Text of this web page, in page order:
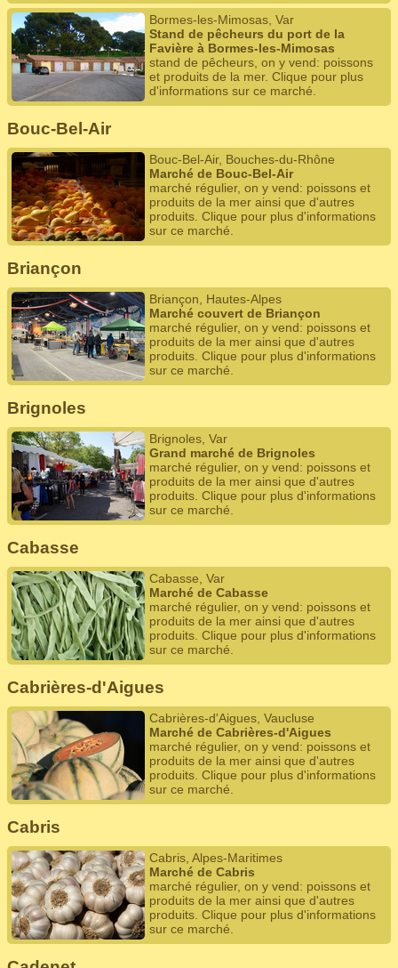
Bormes-les-Mimosas, Var
Stand de pêcheurs du port de la
Favière à Bormes-les-Mimosas
stand de pêcheurs, on y vend: poissons
et produits de la mer. Clique pour plus
d'informations sur ce marché.
Bouc-Bel-Air
Bouc-Bel-Air, Bouches-du-Rhône
Marché de Bouc-Bel-Air
marché régulier, on y vend: poissons et
produits de la mer ainsi que d'autres
produits. Clique pour plus d'informations
sur ce marché.
Briançon
Briançon, Hautes-Alpes
Marché couvert de Briançon
marché régulier, on y vend: poissons et
produits de la mer ainsi que d'autres
produits. Clique pour plus d'informations
sur ce marché.
Brignoles
Brignoles, Var
Grand marché de Brignoles
marché régulier, on y vend: poissons et
produits de la mer ainsi que d'autres
produits. Clique pour plus d'informations
sur ce marché.
Cabasse
Cabasse, Var
Marché de Cabasse
marché régulier, on y vend: poissons et
produits de la mer ainsi que d'autres
produits. Clique pour plus d'informations
sur ce marché.
Cabrières-d'Aigues
Cabrières-d'Aigues, Vaucluse
Marché de Cabrières-d'Aigues
marché régulier, on y vend: poissons et
produits de la mer ainsi que d'autres
produits. Clique pour plus d'informations
sur ce marché.
Cabris
Cabris, Alpes-Maritimes
Marché de Cabris
marché régulier, on y vend: poissons et
produits de la mer ainsi que d'autres
produits. Clique pour plus d'informations
sur ce marché.